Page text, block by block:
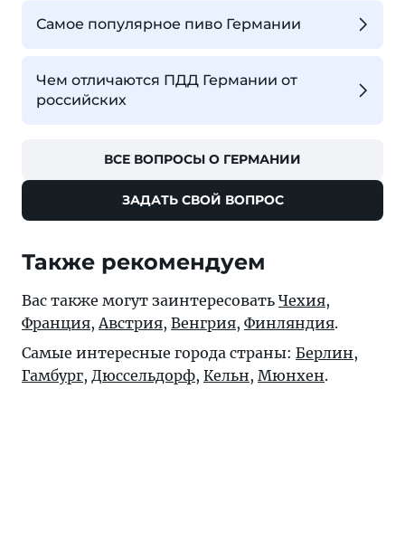
Самое популярное пиво Германии
Чем отличаются ПДД Германии от
российских
ВСЕ ВОПРОСЫ О ГЕРМАНИИ
ЗАДАТЬ СВОЙ ВОПРОС
Также рекомендуем
Вас также могут заинтересовать Чехия,
Франция,Австрия, Венгрия, Финляндия.
Самые интересные города страны: Берлин,
Гамбург, Дюссельдорф, Кельн, Мюнхен.